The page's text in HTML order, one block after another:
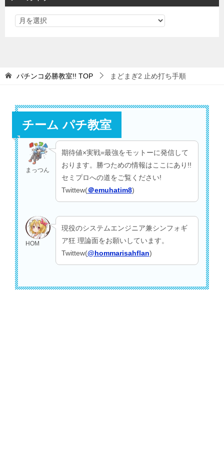
パチンコ必勝教室!! TOP まどまぎ2 止め打ち手順
チーム パチ教室
まっつん
期待値×実戦=最強をモットーに発信して
おります。勝つための情報はここにあり!!
セミプロへの道をご覧ください!
Twittew(＠emuhatim8)
HOM
現役のシステムエンジニア兼シンフォギ
ア狂 理論面をお願いしています。
Twittew(@hommarisahflan)